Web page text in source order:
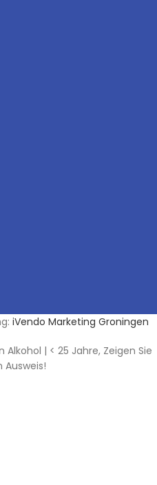
iVendo Marketing Groningen
Alkohol | < 25 Jahre, Zeigen Sie
Ausweis!